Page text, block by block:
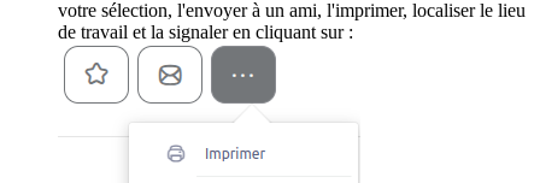
votre sélection, l'envoyer à un ami, l'imprimer, localiser le lieu
de travail et la signaler en cliquant sur :